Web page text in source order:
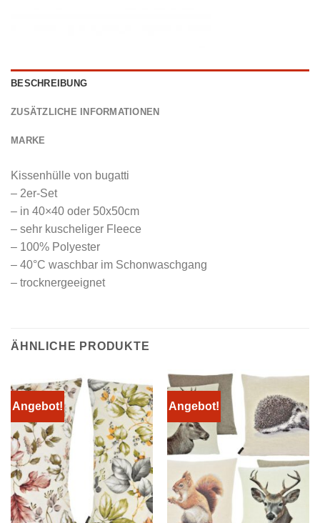
BESCHREIBUNG
ZUSÄTZLICHE INFORMATIONEN
MARKE
Kissenhülle von bugatti
– 2er-Set
– in 40×40 oder 50x50cm
– sehr kuscheliger Fleece
– 100% Polyester
– 40°C waschbar im Schonwaschgang
– trocknergeeignet
ÄHNLICHE PRODUKTE
Angebot! Angebot!